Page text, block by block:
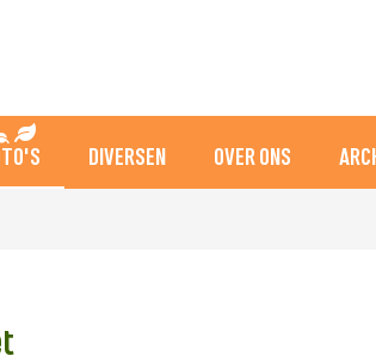
DIVERSEN OVER ONS